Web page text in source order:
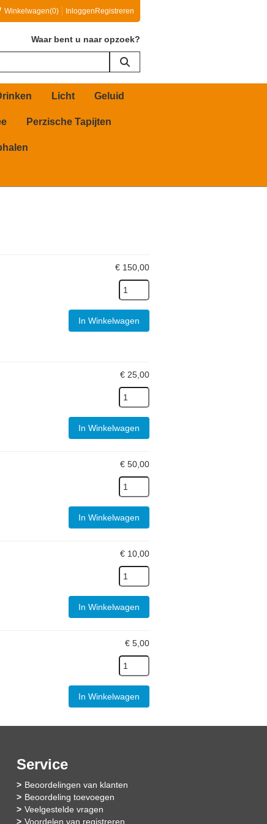
Winkelwagen(0) Inloggen Registreren
Waar bent u naar opzoek?
Licht Geluid
Perzische Tapijten
€ 150,00
In Winkelwagen
€ 25,00
In Winkelwagen
€ 50,00
In Winkelwagen
€ 10,00
In Winkelwagen
€ 5,00
In Winkelwagen
Service
Beoordelingen van klanten
Beoordeling toevoegen
Veelgestelde vragen
Voordelen van registreren